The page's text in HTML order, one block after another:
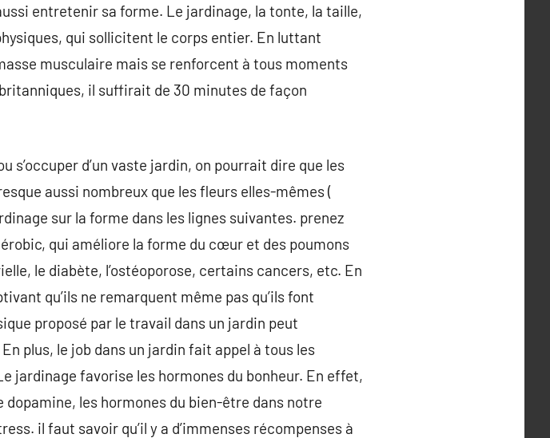
entretenir sa forme. Le jardinage, la tonte, la taille,
qui sollicitent le corps entier. En luttant
musculaire mais se renforcent à tous moments
il suffirait de 30 minutes de façon
s’occuper d’un vaste jardin, on pourrait dire que les
aussi nombreux que les fleurs elles-mêmes (
sur la forme dans les lignes suivantes. prenez
qui améliore la forme du cœur et des poumons
le diabète, l’ostéoporose, certains cancers, etc. En
qu’ils ne remarquent même pas qu’ils font
proposé par le travail dans un jardin peut
plus, le job dans un jardin fait appel à tous les
jardinage favorise les hormones du bonheur. En effet,
les hormones du bien-être dans notre
il faut savoir qu’il y a d’immenses récompenses à